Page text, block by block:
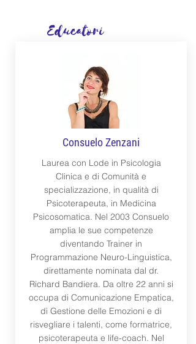
Educatori
Consuelo Zenzani
Laurea con Lode in Psicologia
Clinica e di Comunità e
specializzazione, in qualità di
Psicoterapeuta, in Medicina
Psicosomatica. Nel 2003 Consuelo
amplia le sue competenze
diventando Trainer in
Programmazione Neuro-Linguistica,
direttamente nominata dal dr.
Richard Bandiera. Da oltre 22 anni si
occupa di Comunicazione Empatica,
di Gestione delle Emozioni e di
risvegliare i talenti, come formatrice,
psicoterapeuta e life-coach. Nel